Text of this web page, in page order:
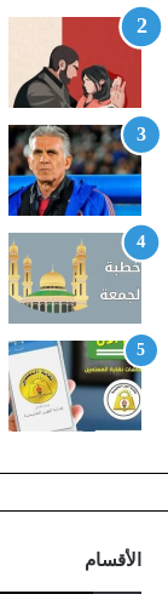
,
م
ا
ي
ل
ي
،
ز
ي
ن
)
ع
ب
ر
ا
ن
ذالأقسام